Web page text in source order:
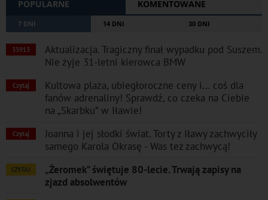
POPULARNE KOMENTOWANE
7 DNI 14 DNI 30 DNI
33913
Aktualizacja. Tragiczny finał wypadku pod Suszem.
Nie żyje 31-letni kierowca BMW
Czytaj
Kultowa plaża, ubiegłoroczne ceny i... coś dla
fanów adrenaliny! Sprawdź, co czeka na Ciebie
na „Skarbku” w Iławie!
Czytaj
Joanna i jej słodki świat. Torty z Iławy zachwyciły
samego Karola Okrasę - Was też zachwycą!
CZYTAJ
„Żeromek” świętuje 80-lecie. Trwają zapisy na
zjazd absolwentów